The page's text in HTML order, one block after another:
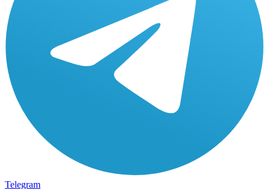
Telegram